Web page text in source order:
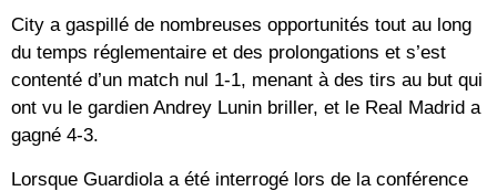
City a gaspillé de nombreuses opportunités tout au long
du temps réglementaire et des prolongations et s’est
contenté d’un match nul 1-1, menant à des tirs au but qui
ont vu le gardien Andrey Lunin briller, et le Real Madrid a
gagné 4-3.
Lorsque Guardiola a été interrogé lors de la conférence